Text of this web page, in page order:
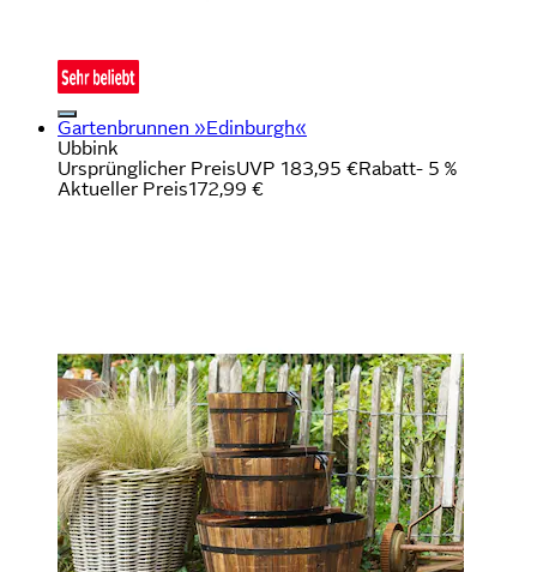
Gartenbrunnen »Edinburgh«
Ubbink
Ursprünglicher PreisUVP 183,95 €Rabatt- 5 %
Aktueller Preis172,99 €